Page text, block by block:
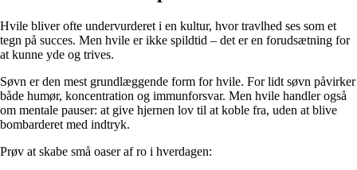
Hvile bliver ofte undervurderet i en kultur, hvor travlhed ses som et
tegn på succes. Men hvile er ikke spildtid – det er en forudsætning for
at kunne yde og trives.
Søvn er den mest grundlæggende form for hvile. For lidt søvn påvirker
både humør, koncentration og immunforsvar. Men hvile handler også
om mentale pauser: at give hjernen lov til at koble fra, uden at blive
bombarderet med indtryk.
Prøv at skabe små oaser af ro i hverdagen: